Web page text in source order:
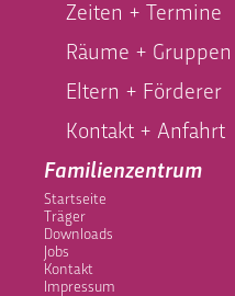
Zeiten + Termine
Räume + Gruppen
Eltern + Förderer
Kontakt + Anfahrt
Familienzentrum
Startseite
Träger
Downloads
Jobs
Kontakt
Impressum